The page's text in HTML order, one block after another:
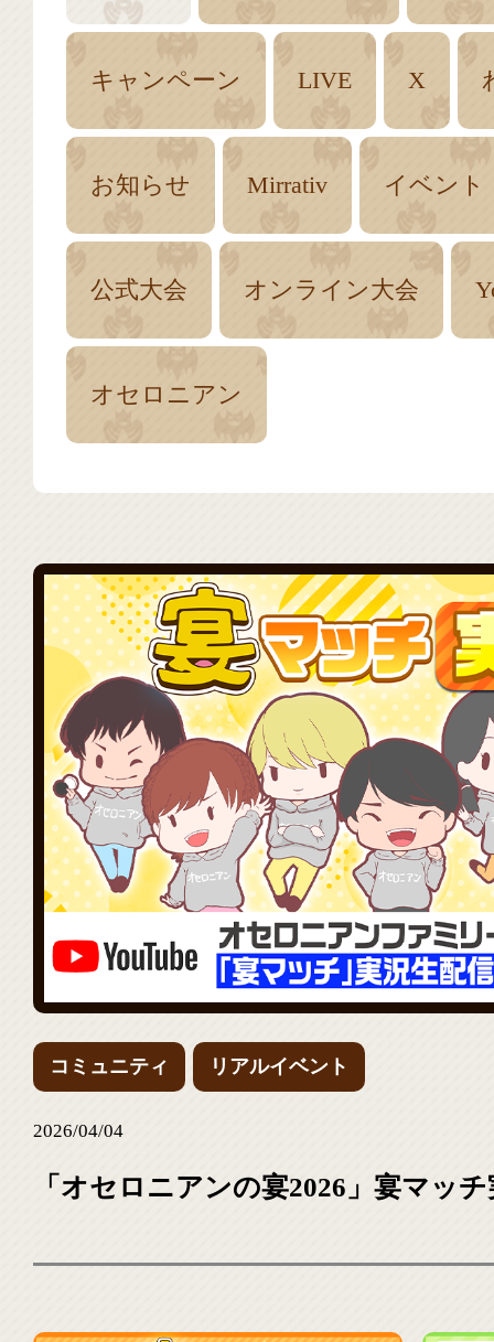
キャンペーン LIVE X
お知らせ Mirrativ イベント
公式大会 オンライン大会
オセロニアン
コミュニティ リアルイベント
2026/04/04
「オセロニアンの宴2026」宴マッ